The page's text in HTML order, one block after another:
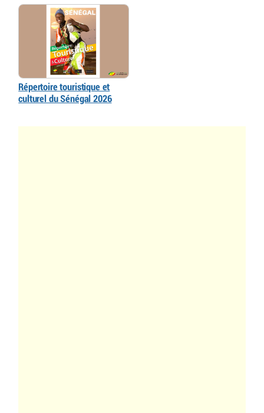
Répertoire touristique et
culturel du Sénégal 2026